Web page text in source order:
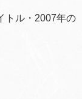
トル・2007年の